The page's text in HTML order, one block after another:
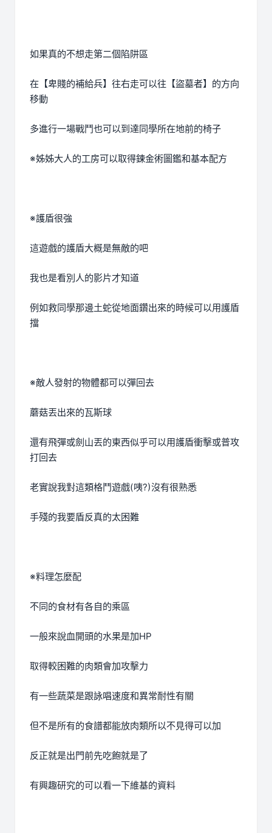
如果真的不想走第二個陷阱區
在【卑賤的補給兵】往右走可以往【盜墓者】的方向
移動
多進行一場戰鬥也可以到達同學所在地前的椅子
※姊姊大人的工房可以取得鍊金術圖鑑和基本配方
※護盾很強
這遊戲的護盾大概是無敵的吧
我也是看別人的影片才知道
例如救同學那邊土蛇從地面鑽出來的時候可以用護盾
擋
※敵人發射的物體都可以彈回去
蘑菇丟出來的瓦斯球
還有飛彈或劍山丟的東西似乎可以用護盾衝擊或普攻
打回去
老實說我對這類格鬥遊戲(咦?)沒有很熟悉
手殘的我要盾反真的太困難
※料理怎麼配
不同的食材有各自的乘區
一般來說血開頭的水果是加HP
取得較困難的肉類會加攻擊力
有一些蔬菜是跟詠唱速度和異常耐性有關
但不是所有的食譜都能放肉類所以不見得可以加
反正就是出門前先吃飽就是了
有興趣研究的可以看一下維基的資料